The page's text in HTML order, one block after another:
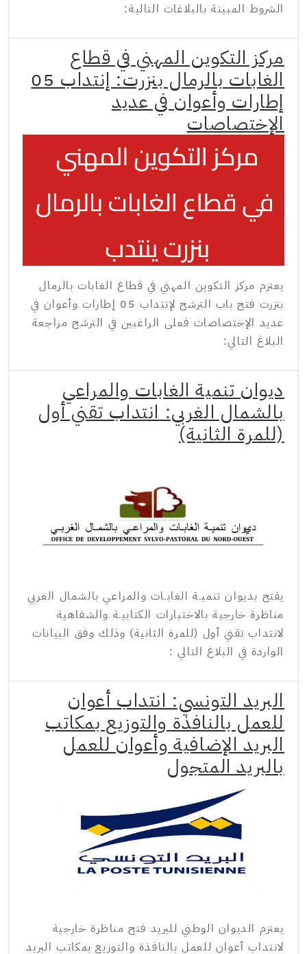
الشروط المبينة بالبلاغات التالية:
مركز التكوين المهني في قطاع
الغابات بالرمال بنزرت: إنتداب 05
إطارات وأعوان في عديد
الإختصاصات
يعتزم مركز التكوين المهني في قطاع الغابات بالرمال
بنزرت فتح باب الترشح لإنتداب 05 إطارات وأعوان في
عديد الإختصاصات فعلى الراغبين في الترشح مراجعة
البلاغ التالي:
ديوان تنمية الغابات والمراعي
بالشمال الغربي: انتداب تقني أول
(للمرة الثانية)
يفتح بديوان تنميـة الغابـات والمراعي بالشمال الغربي
مناظرة خارجية بالاختبارات الكتابيـة والشفاهية
لانتداب تقني أول (للمرة الثانية) وذلك وفق البيانات
الواردة في البلاغ التالي :
البريد التونسي: انتداب أعوان
للعمل بالنافذة والتوزيع بمكاتب
البريد الإضافية وأعوان للعمل
بالبريد المتجول
يعتزم الديوان الوطني للبريد فتح مناظرة خارجية
لانتداب أعوان للعمل بالنافذة والتوزيع بمكاتب البريد